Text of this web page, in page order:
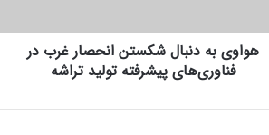
هواوی به دنبال شکستن انحصار غرب در
فناوری‌های پیشرفته تولید تراشه